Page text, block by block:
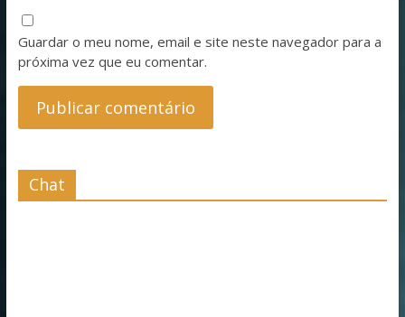
Guardar o meu nome, email e site neste navegador para a
próxima vez que eu comentar.
Chat